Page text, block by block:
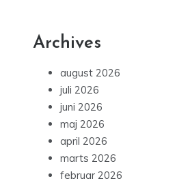
Archives
august 2026
juli 2026
juni 2026
maj 2026
april 2026
marts 2026
februar 2026